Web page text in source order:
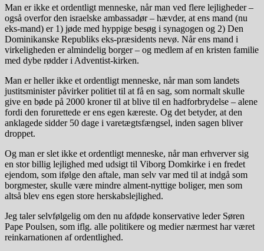
Man er ikke et ordentligt menneske, når man ved flere lejligheder –
også overfor den israelske ambassadør – hævder, at ens mand (nu
eks-mand) er 1) jøde med hyppige besøg i synagogen og 2) Den
Dominikanske Republiks eks-præsidents nevø. Når ens mand i
virkeligheden er almindelig borger – og medlem af en kristen familie
med dybe rødder i Adventist-kirken.
Man er heller ikke et ordentligt menneske, når man som landets
justitsminister påvirker politiet til at få en sag, som normalt skulle
give en bøde på 2000 kroner til at blive til en hadforbrydelse – alene
fordi den forurettede er ens egen kæreste. Og det betyder, at den
anklagede sidder 50 dage i varetægtsfængsel, inden sagen bliver
droppet.
Og man er slet ikke et ordentligt menneske, når man erhverver sig
en stor billig lejlighed med udsigt til Viborg Domkirke i en fredet
ejendom, som ifølge den aftale, man selv var med til at indgå som
borgmester, skulle være mindre alment-nyttige boliger, men som
altså blev ens egen store herskabslejlighed.
Jeg taler selvfølgelig om den nu afdøde konservative leder Søren
Pape Poulsen, som iflg. alle politikere og medier nærmest har været
reinkarnationen af ordentlighed.